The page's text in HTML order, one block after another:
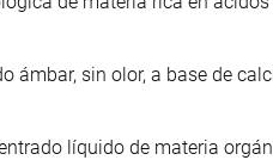
ámbar, sin olor, a base de
líquido de materia